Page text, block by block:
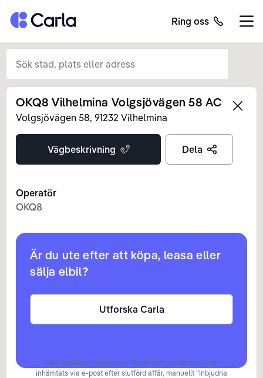
Tillbaka till startsidan Ring oss
Left
OKQ8 Vilhelmina Volgsjövägen 58 AC
Volgsjövägen 58, 91232 Vilhelmina
Vägbeskrivning Dela
Operatör
OKQ8
Är du ute efter att köpa, leasa eller
sälja elbil?
Utforska Carla
Våra omdömen utgörs av ”Verifierade omdömen” som
inhämtats via e-post efter slutförd affär, manuellt ”Inbjudna